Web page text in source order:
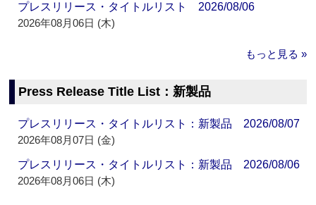
プレスリリース・タイトルリスト 2026/08/06
2026年08月06日 (木)
もっと見る »
Press Release Title List：新製品
プレスリリース・タイトルリスト：新製品 2026/08/07
2026年08月07日 (金)
プレスリリース・タイトルリスト：新製品 2026/08/06
2026年08月06日 (木)